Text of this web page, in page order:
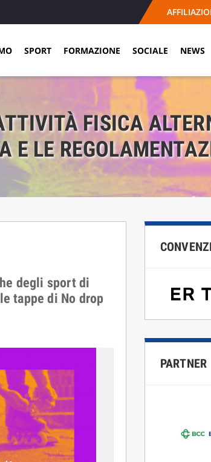
SPORT FORMAZIONE SOCIALE NEWS
FISICA
E LE
degli sport di
tappe di No drop
PARTNER